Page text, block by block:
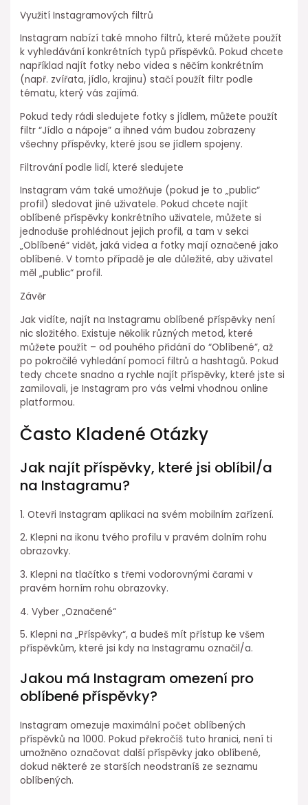
Využití Instagramových filtrů
Instagram nabízí také mnoho filtrů, které můžete použít
k vyhledávání konkrétních typů příspěvků. Pokud chcete
například najít fotky nebo videa s něčím konkrétním
(např. zvířata, jídlo, krajinu) stačí použít filtr podle
tématu, který vás zajímá.
Pokud tedy rádi sledujete fotky s jídlem, můžete použít
filtr “Jídlo a nápoje” a ihned vám budou zobrazeny
všechny příspěvky, které jsou se jídlem spojeny.
Filtrování podle lidí, které sledujete
Instagram vám také umožňuje (pokud je to „public“
profil) sledovat jiné uživatele. Pokud chcete najít
oblíbené příspěvky konkrétního uživatele, můžete si
jednoduše prohlédnout jejich profil, a tam v sekci
„Oblíbené“ vidět, jaká videa a fotky mají označené jako
oblíbené. V tomto případě je ale důležité, aby uživatel
měl „public“ profil.
Závěr
Jak vidíte, najít na Instagramu oblíbené příspěvky není
nic složitého. Existuje několik různých metod, které
můžete použít – od pouhého přidání do “Oblíbené”, až
po pokročilé vyhledání pomocí filtrů a hashtagů. Pokud
tedy chcete snadno a rychle najít příspěvky, které jste si
zamilovali, je Instagram pro vás velmi vhodnou online
platformou.
Často Kladené Otázky
Jak najít příspěvky, které jsi oblíbil/a
na Instagramu?
1. Otevři Instagram aplikaci na svém mobilním zařízení.
2. Klepni na ikonu tvého profilu v pravém dolním rohu
obrazovky.
3. Klepni na tlačítko s třemi vodorovnými čarami v
pravém horním rohu obrazovky.
4. Vyber „Označené“
5. Klepni na „Příspěvky“, a budeš mít přístup ke všem
příspěvkům, které jsi kdy na Instagramu označil/a.
Jakou má Instagram omezení pro
oblíbené příspěvky?
Instagram omezuje maximální počet oblíbených
příspěvků na 1000. Pokud překročíš tuto hranici, není ti
umožněno označovat další příspěvky jako oblíbené,
dokud některé ze starších neodstraníš ze seznamu
oblíbených.